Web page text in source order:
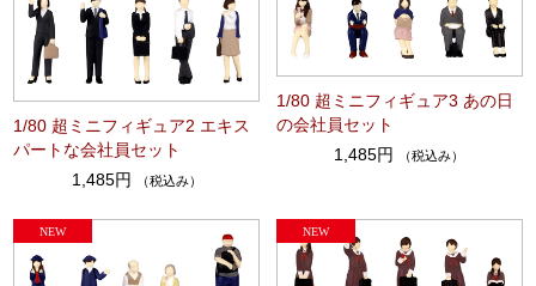
1/80 超ミニフィギュア2 エキス
パートな会社員セット
1,485円
（税込み）
1/80 超ミニフィギュア3 あの日
の会社員セット
1,485円
（税込み）